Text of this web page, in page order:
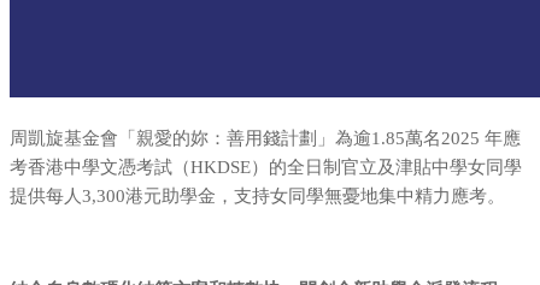
周凱旋基金會「親愛的妳：善用錢計劃」為逾1.85萬名2025 年應
考香港中學文憑考試（HKDSE）的全日制官立及津貼中學女同學
提供每人3,300港元助學金，支持女同學無憂地集中精力應考。